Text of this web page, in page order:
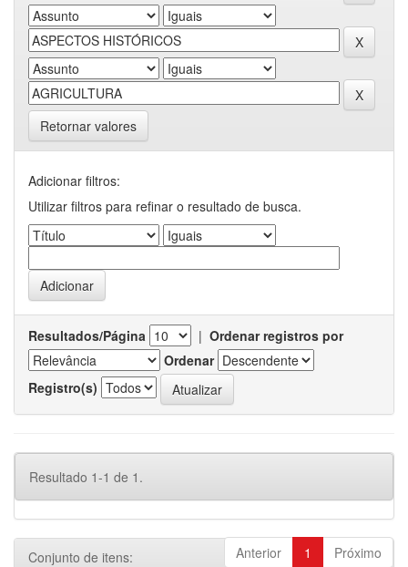
Retornar valores
Adicionar filtros:
Utilizar filtros para refinar o resultado de busca.
Resultados/Página | Ordenar registros por
Ordenar
Registro(s)
Resultado 1-1 de 1.
Anterior 1 Próximo
Conjunto de itens: